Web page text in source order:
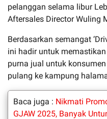
pelanggan selama libur
Aftersales Director Wuling
Berdasarkan semangat
ini hadir untuk
purna jual untuk
pulang ke kampung
Baca juga : Nikmati
GJAW 2025, Banyak